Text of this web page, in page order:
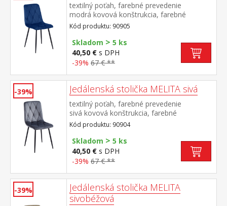
textilný poťah, farebné prevedenie
modrá kovová konštrukcia, farebné
prevedenie čierna výška sedu 50
cm odporúčaná nosnosť do 120 kg
Kód produktu: 90905
Skladom > 5 ks
40,50 € s DPH
-39% 67 € **
-39% Jedálenská stolička MELITA sivá
textilný poťah, farebné prevedenie
sivá kovová konštrukcia, farebné
prevedenie čierna výška sedu 50
cm odporúčaná nosnosť do 120 kg
Kód produktu: 90904
Skladom > 5 ks
40,50 € s DPH
-39% 67 € **
-39%
Jedálenská stolička MELITA
sivobéžová